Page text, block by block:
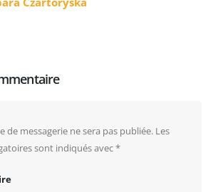
de messagerie ne sera pas publiée. Les
sont indiqués avec*